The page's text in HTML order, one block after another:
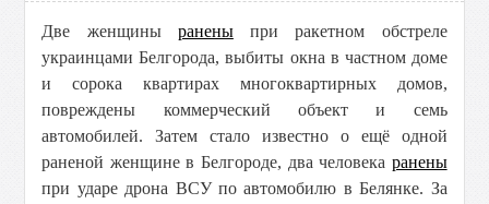
Две женщины раненыпри ракетном обстреле
украинцами Белгорода, выбиты окна в частном доме
и сорока квартирах многоквартирных домов,
повреждены коммерческий объект и семь
автомобилей. Затем стало известно о ещё одной
раненой женщине в Белгороде, два человека ранены
при ударе дрона ВСУ по автомобилю в Белянке. За